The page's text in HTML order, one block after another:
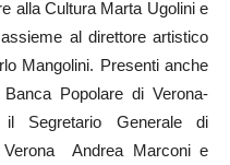
alla Cultura Marta Ugolini e
al direttore artistico
Mangolini. Presenti anche
Popolare di Verona-
Segretario Generale di
Verona Andrea Marconi e